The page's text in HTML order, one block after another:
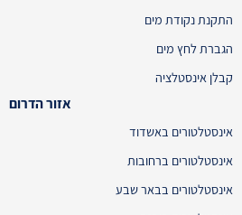
התקנת נקודת מים
הגברת לחץ מים
קבלן אינסטלציה
אזור הדרום
אינסטלטורים באשדוד
אינסטלטורים ברחובות
אינסטלטורים בבאר שבע